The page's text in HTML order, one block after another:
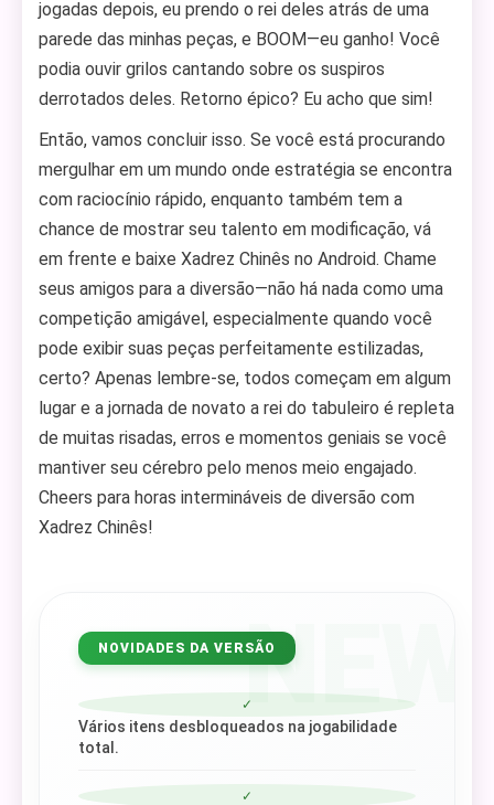
jogadas depois, eu prendo o rei deles atrás de uma
parede das minhas peças, e BOOM—eu ganho! Você
podia ouvir grilos cantando sobre os suspiros
derrotados deles. Retorno épico? Eu acho que sim!
Então, vamos concluir isso. Se você está procurando
mergulhar em um mundo onde estratégia se encontra
com raciocínio rápido, enquanto também tem a
chance de mostrar seu talento em modificação, vá
em frente e baixe Xadrez Chinês no Android. Chame
seus amigos para a diversão—não há nada como uma
competição amigável, especialmente quando você
pode exibir suas peças perfeitamente estilizadas,
certo? Apenas lembre-se, todos começam em algum
lugar e a jornada de novato a rei do tabuleiro é repleta
de muitas risadas, erros e momentos geniais se você
mantiver seu cérebro pelo menos meio engajado.
Cheers para horas intermináveis de diversão com
Xadrez Chinês!
NEW
NOVIDADES DA VERSÃO
✓
Vários itens desbloqueados na jogabilidade
total.
✓